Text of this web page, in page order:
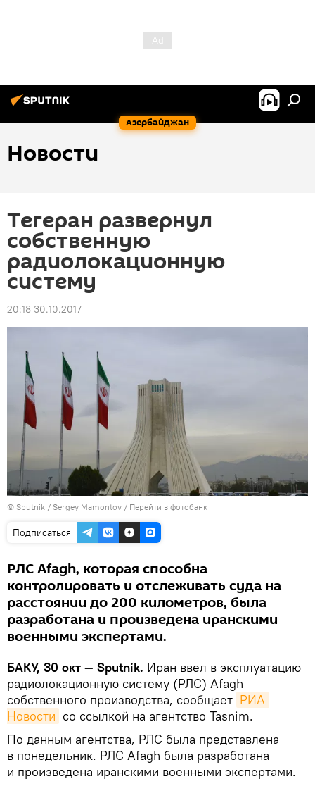
Азербайджан
Новости
Тегеран развернул
собственную
радиолокационную
систему
20:18 30.10.2017
© Sputnik / Sergey Mamontov / Перейти в фотобанк
Подписаться
РЛС Afagh, которая способна
контролировать и отслеживать суда на
расстоянии до 200 километров, была
разработана и произведена иранскими
военными экспертами.
БАКУ, 30 окт — Sputnik. Иран ввел в эксплуатацию
радиолокационную систему (РЛС) Afagh
собственного производства, сообщает РИА
Новости со ссылкой на агентство Tasnim.
По данным агентства, РЛС была представлена
в понедельник. РЛС Afagh была разработана
и произведена иранскими военными экспертами.